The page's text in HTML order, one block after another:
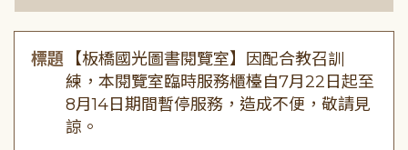
標題
【板橋國光圖書閱覽室】因配合教召訓
練，本閱覽室臨時服務櫃檯自7月22日起至
8月14日期間暫停服務，造成不便，敬請見
諒。